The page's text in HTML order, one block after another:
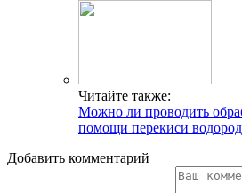
Читайте также:
Можно ли проводить
помощи перекиси
Добавить комментарий